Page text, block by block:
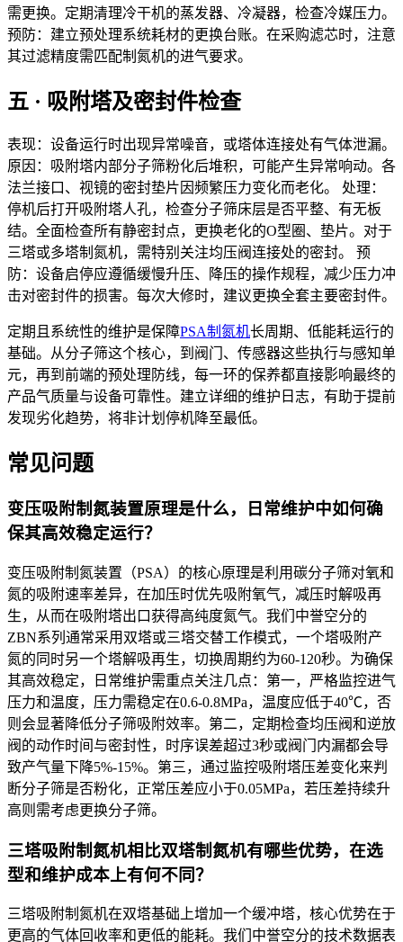
需更换。定期清理冷干机的蒸发器、冷凝器，检查冷媒压力。
预防：建立预处理系统耗材的更换台账。在采购滤芯时，注意
其过滤精度需匹配制氮机的进气要求。
五 · 吸附塔及密封件检查
表现：设备运行时出现异常噪音，或塔体连接处有气体泄漏。
原因：吸附塔内部分子筛粉化后堆积，可能产生异常响动。各
法兰接口、视镜的密封垫片因频繁压力变化而老化。 处理：
停机后打开吸附塔人孔，检查分子筛床层是否平整、有无板
结。全面检查所有静密封点，更换老化的O型圈、垫片。对于
三塔或多塔制氮机，需特别关注均压阀连接处的密封。 预
防：设备启停应遵循缓慢升压、降压的操作规程，减少压力冲
击对密封件的损害。每次大修时，建议更换全套主要密封件。
定期且系统性的维护是保障PSA制氮机长周期、低能耗运行的
基础。从分子筛这个核心，到阀门、传感器这些执行与感知单
元，再到前端的预处理防线，每一环的保养都直接影响最终的
产品气质量与设备可靠性。建立详细的维护日志，有助于提前
发现劣化趋势，将非计划停机降至最低。
常见问题
变压吸附制氮装置原理是什么，日常维护中如何确
保其高效稳定运行？
变压吸附制氮装置（PSA）的核心原理是利用碳分子筛对氧和
氮的吸附速率差异，在加压时优先吸附氧气，减压时解吸再
生，从而在吸附塔出口获得高纯度氮气。我们中誉空分的
ZBN系列通常采用双塔或三塔交替工作模式，一个塔吸附产
氮的同时另一个塔解吸再生，切换周期约为60-120秒。为确保
其高效稳定，日常维护需重点关注几点：第一，严格监控进气
压力和温度，压力需稳定在0.6-0.8MPa，温度应低于40℃，否
则会显著降低分子筛吸附效率。第二，定期检查均压阀和逆放
阀的动作时间与密封性，时序误差超过3秒或阀门内漏都会导
致产气量下降5%-15%。第三，通过监控吸附塔压差变化来判
断分子筛是否粉化，正常压差应小于0.05MPa，若压差持续升
高则需考虑更换分子筛。
三塔吸附制氮机相比双塔制氮机有哪些优势，在选
型和维护成本上有何不同？
三塔吸附制氮机在双塔基础上增加一个缓冲塔，核心优势在于
更高的气体回收率和更低的能耗。我们中誉空分的技术数据表